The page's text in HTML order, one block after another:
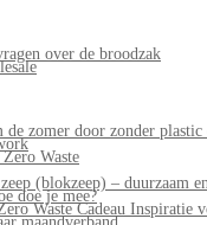
over de broodzak
de zomer door zonder plastic
Waste
(blokzeep) – duurzaam
doe je mee?
Waste Cadeau Inspiratie